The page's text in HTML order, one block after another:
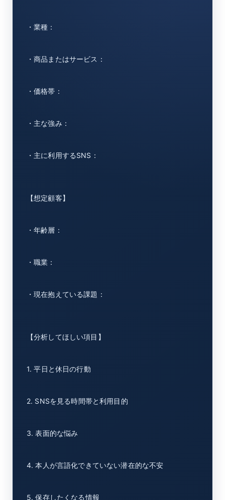
・業種：
・商品またはサービス：
・価格帯：
・主な強み：
・主に利用するSNS：
【想定顧客】
・年齢層：
・職業：
・現在抱えている課題：
【分析してほしい項目】
1. 平日と休日の行動
2. SNSを見る時間帯と利用目的
3. 表面的な悩み
4. 本人が言語化できていない潜在的な不安
5. 保存したくなる情報